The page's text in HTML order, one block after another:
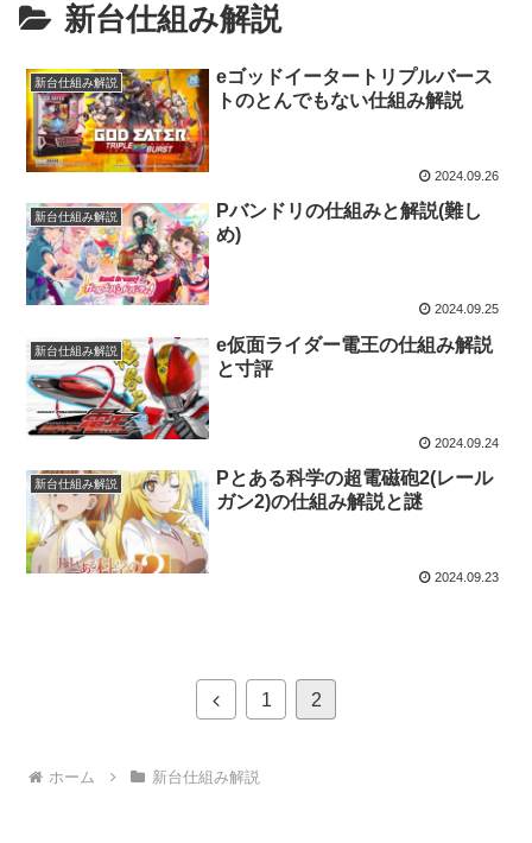
新台仕組み解説
新台仕組み解説
eゴッドイータートリプルバース
トのとんでもない仕組み解説
2024.09.26
新台仕組み解説
Pバンドリの仕組みと解説(難し
め)
2024.09.25
新台仕組み解説
e仮面ライダー電王の仕組み解説
と寸評
2024.09.24
新台仕組み解説
Pとある科学の超電磁砲2(レール
ガン2)の仕組み解説と謎
2024.09.23
前
1 2
ホーム 新台仕組み解説